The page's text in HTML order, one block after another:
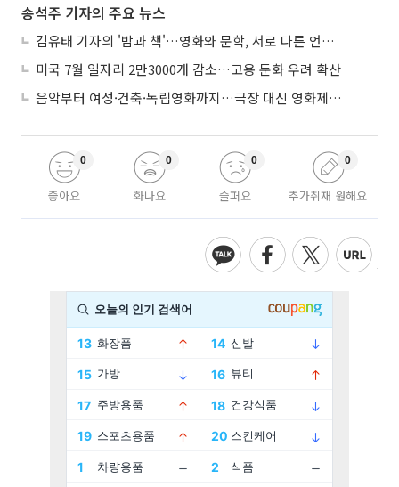
송석주 기자의 주요 뉴스
김유태 기자의 '밤과 책'…영화와 문학, 서로 다른 언어를 읽다
미국 7월 일자리 2만3000개 감소…고용 둔화 우려 확산
음악부터 여성·건축·독립영화까지…극장 대신 영화제로 즐기는 스크린 여행
좋아요
0
화나요
0
슬퍼요
0
추가취재 원해요
0